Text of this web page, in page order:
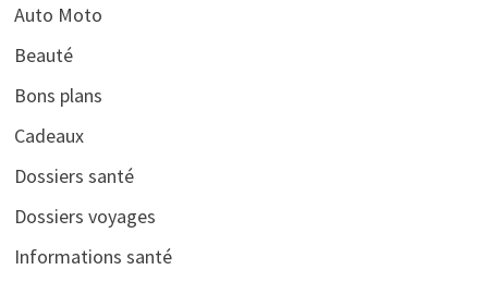
Auto Moto
Beauté
Bons plans
Cadeaux
Dossiers santé
Dossiers voyages
Informations santé